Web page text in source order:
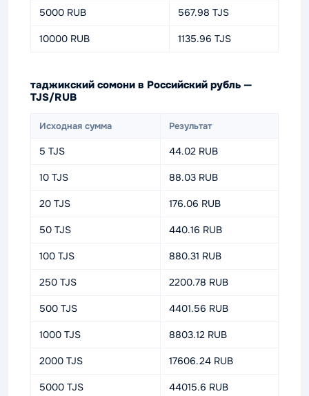
5000 RUB 567.98 TJS
10000 RUB 1135.96 TJS
таджикский сомони в Российский рубль —
TJS/RUB
Исходная сумма Результат
5 TJS 44.02 RUB
10 TJS 88.03 RUB
20 TJS 176.06 RUB
50 TJS 440.16 RUB
100 TJS 880.31 RUB
250 TJS 2200.78 RUB
500 TJS 4401.56 RUB
1000 TJS 8803.12 RUB
2000 TJS 17606.24 RUB
5000 TJS 44015.6 RUB